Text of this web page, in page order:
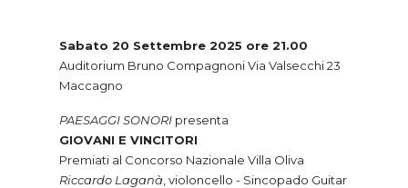
Sabato 20 Settembre 2025 ore 21.00
Auditorium Bruno Compagnoni Via Valsecchi 23
Maccagno
PAESAGGI SONORI presenta
GIOVANI E VINCITORI
Premiati al Concorso Nazionale Villa Oliva
Riccardo Laganà , violoncello - Sincopado Guitar